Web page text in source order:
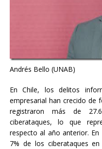
Andrés Bello (UNAB)
En Chile, los delitos
empresarial han crecido de
registraron más de
ciberataques, lo que
respecto al año anterior.
7% de los ciberataques